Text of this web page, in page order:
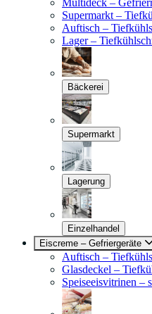
Multideck –
Supermarkt –
Auftisch –
Lager –
Bäckerei
Supermarkt
Lagerung
Einzelhandel
Eiscreme – Gefriergeräte
Auftisch –
Glasdeckel –
Speiseeisvitrinen –